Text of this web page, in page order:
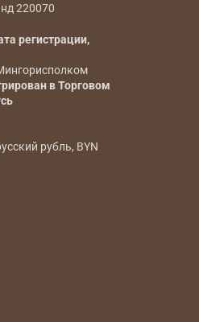
220070
регистрации,
в Торговом
рубль, BYN